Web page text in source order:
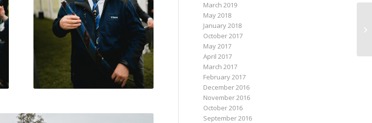
March 2019
May 2018
January 2018
October 2017
May 2017
April 2017
March 2017
February 2017
December 2016
November 2016
October 2016
September 2016